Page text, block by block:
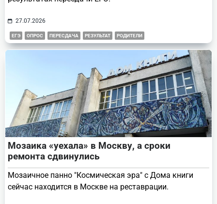
27.07.2026
ЕГЭ ОПРОС ПЕРЕСДАЧА РЕЗУЛЬТАТ РОДИТЕЛИ
Мозаика «уехала» в Москву, а сроки
ремонта сдвинулись
Мозаичное панно "Космическая эра" с Дома книги
сейчас находится в Москве на реставрации.